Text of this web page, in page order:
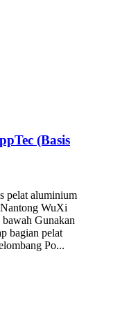
(Basis
pelat aluminium
WuXi
Gunakan
bagian pelat
Po...